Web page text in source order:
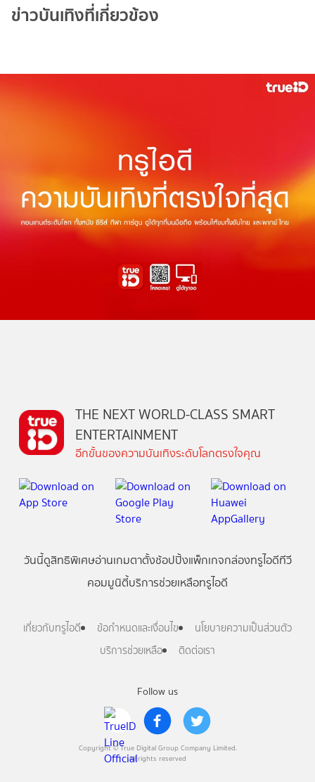
ข่าวบันเทิงที่เกี่ยวข้อง
Follow us
Copyright © True Digital Group Company Limited.
All rights reserved
THE NEXT WORLD-CLASS SMART
ENTERTAINMENT
อีกขั้นของความบันเทิงระดับโลกตรงใจคุณ
วันนี้ดูสิทธิพิเศษอ่านเกมตาตั้งช้อปปิ้งแพ็กเกจกล่องทรูไอดีทีวี
คอมมูนิตี้บริการช่วยเหลือทรูไอดี
เกี่ยวกับทรูไอดี ข้อกำหนดและเงื่อนไข
นโยบายความเป็นส่วนตัว
บริการช่วยเหลือ
ติดต่อเรา